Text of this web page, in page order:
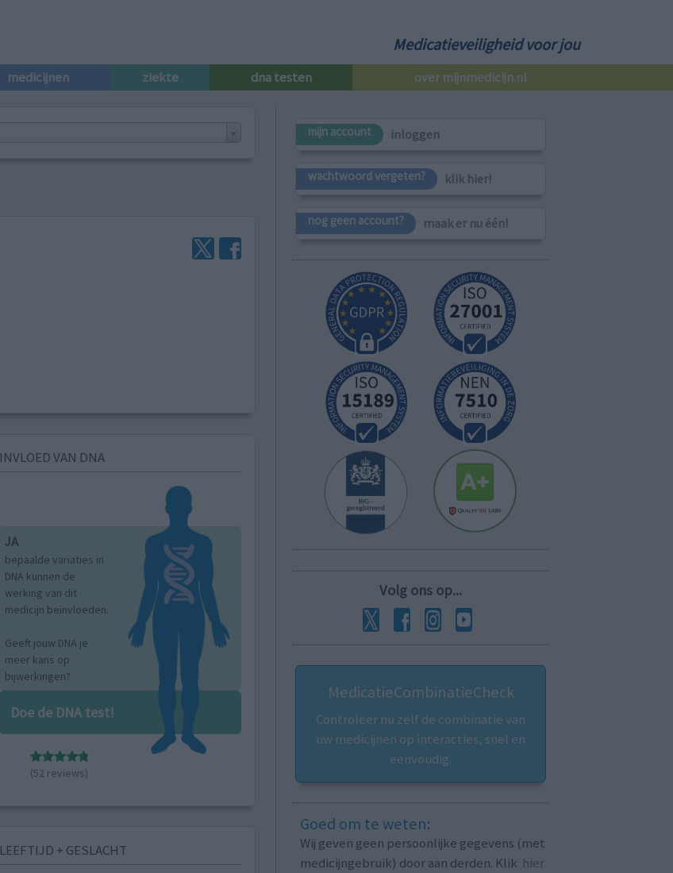
Medicatieveiligheid voor jou
medicijnen ziekte dna testen over mijnmedicijn.nl
INVLOED VAN DNA
JA
bepaalde variaties in
DNA kunnen de
werking van dit
medicijn beïnvloeden.
Geeft jouw DNA je
meer kans op
bijwerkingen?
Doe de DNA test!
(52 reviews)
LEEFTIJD + GESLACHT
mijn account inloggen
wachtwoord vergeten? klik hier!
nog geen account? maak er nu één!
Volg ons op...
MedicatieCombinatieCheck
Controleer nu zelf de combinatie van
uw medicijnen op interacties, snel en
eenvoudig.
Goed om te weten:
Wij geven geen persoonlijke gegevens (met
medicijngebruik) door aan derden. Klik hier